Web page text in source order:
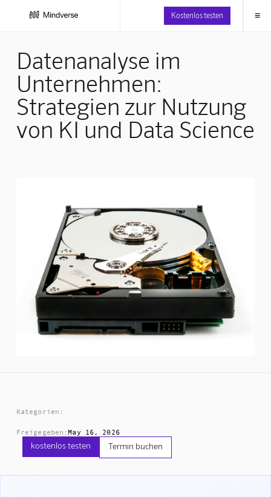
Kostenlos testen ≡
Datenanalyse im
Unternehmen:
Strategien zur Nutzung
von KI und Data Science
Kategorien:
Freigegeben: May 16, 2026
kostenlos testen Termin buchen